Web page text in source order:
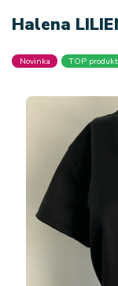
Halena
Novinka TOP produkt